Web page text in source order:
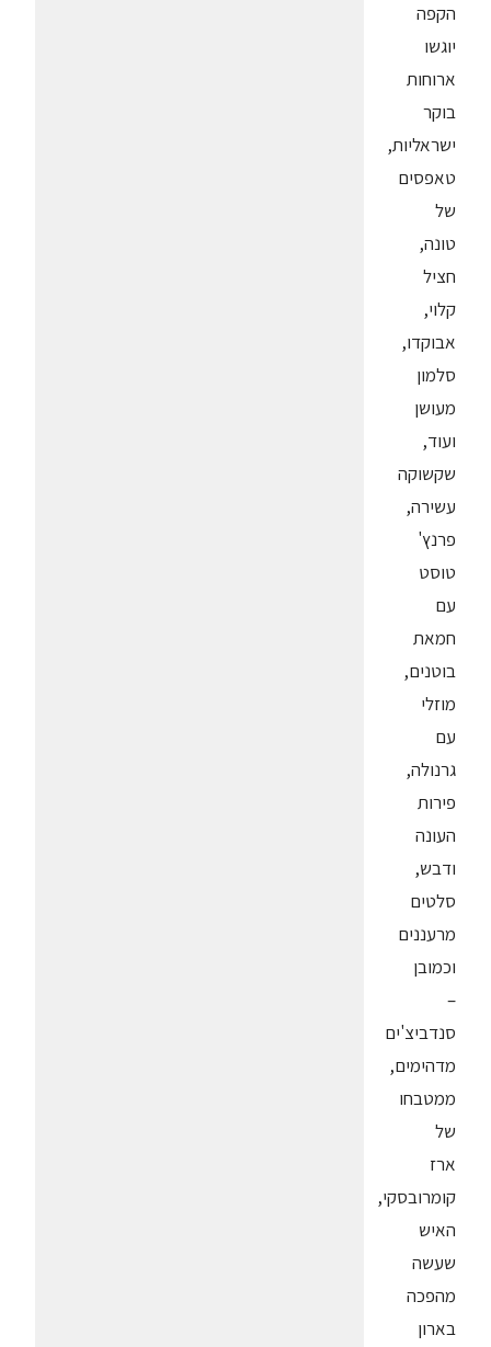
הקפה
יוגשו
ארוחות
בוקר
ישראליות,
טאפסים
של
טונה,
חציל
קלוי,
אבוקדו,
סלמון
מעושן
ועוד,
שקשוקה
עשירה,
פרנץ'
טוסט
עם
חמאת
בוטנים,
מוזלי
עם
גרנולה,
פירות
העונה
ודבש,
סלטים
מרעננים
וכמובן
–
סנדביצ'ים
מדהימים,
ממטבחו
של
ארז
קומרובסקי,
האיש
שעשה
מהפכה
בארון